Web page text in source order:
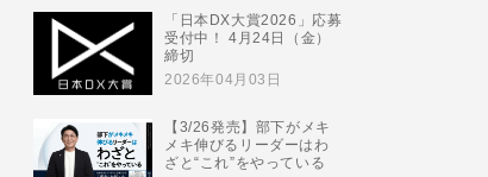
「日本DX大賞2026」応募
受付中！ 4月24日（金）
締切
2026年04月03日
【3/26発売】部下がメキ
メキ伸びるリーダーはわ
ざと“これ”をやっている